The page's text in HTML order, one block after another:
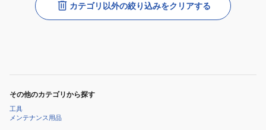
カテゴリ以外の絞り込みをクリアする
その他のカテゴリから探す
工具
メンテナンス用品